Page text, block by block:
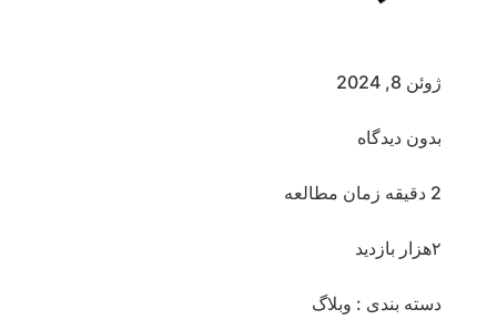
ژوئن 8, 2024
بدون دیدگاه
2 دقیقه زمان مطالعه
۲هزار بازدید
دسته بندی : وبلاگ